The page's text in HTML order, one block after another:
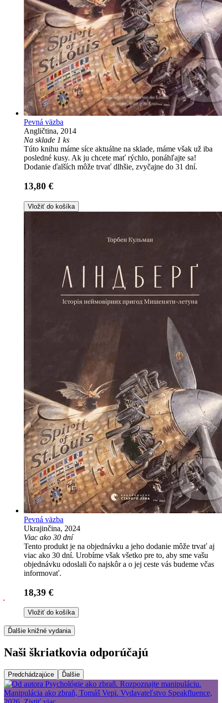
Pevná väzba
Angličtina, 2014
Na sklade 1 ks
Túto knihu máme síce aktuálne na sklade, máme však už iba
posledné kusy. Ak ju chcete mať rýchlo, ponáhľajte sa!
Dodanie ďalších môže trvať dlhšie, zvyčajne do 31 dní.
13,80 €
Vložiť do košíka
Pevná väzba
Ukrajinčina, 2024
Viac ako 30 dní
Tento produkt je na objednávku a jeho dodanie môže trvať aj
viac ako 30 dní. Urobíme však všetko pre to, aby sme vašu
objednávku odoslali čo najskôr a o jej ceste vás budeme včas
informovať.
18,39 €
Vložiť do košíka
Ďalšie knižné vydania
Naši škriatkovia odporúčajú
Predchádzajúce Ďalšie